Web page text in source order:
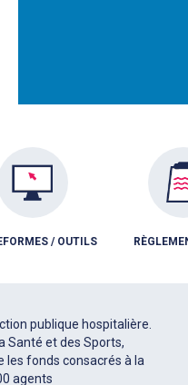
/ OUTILS
publique hospitalière.
Santé et des Sports,
les fonds consacrés à la
agents